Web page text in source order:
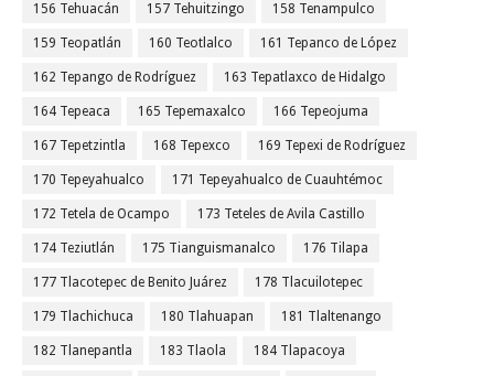
156 Tehuacán 157 Tehuitzingo 158 Tenampulco
159 Teopatlán 160 Teotlalco 161 Tepanco de López
162 Tepango de Rodríguez 163 Tepatlaxco de Hidalgo
164 Tepeaca 165 Tepemaxalco 166 Tepeojuma
167 Tepetzintla 168 Tepexco 169 Tepexi de Rodríguez
170 Tepeyahualco 171 Tepeyahualco de Cuauhtémoc
172 Tetela de Ocampo 173 Teteles de Avila Castillo
174 Teziutlán 175 Tianguismanalco 176 Tilapa
177 Tlacotepec de Benito Juárez 178 Tlacuilotepec
179 Tlachichuca 180 Tlahuapan 181 Tlaltenango
182 Tlanepantla 183 Tlaola 184 Tlapacoya